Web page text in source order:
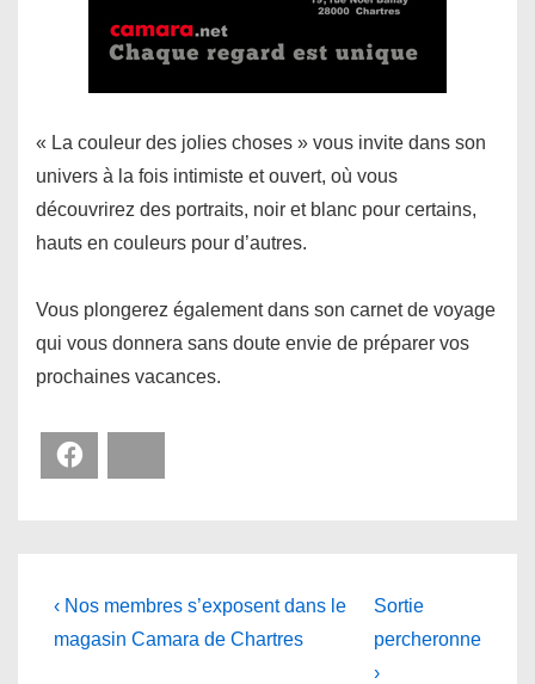
« La couleur des jolies choses » vous invite dans son
univers à la fois intimiste et ouvert, où vous
découvrirez des portraits, noir et blanc pour certains,
hauts en couleurs pour d’autres.
Vous plongerez également dans son carnet de voyage
qui vous donnera sans doute envie de préparer vos
prochaines vacances.
Navigation
de
Previous
Post
‹ Nos membres s’exposent dans le
magasin Camara de Chartres
Next
Post
is
Sortie
percheronne
›